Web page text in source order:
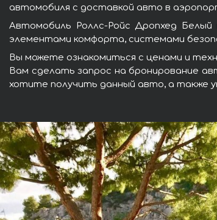
автомобиля с доставкой авто в
Автомобиль Роллс-Ройс Дропхед
элементами комфорта, системами
Вы можете ознакомиться с ценами и
Вам сделать запрос на бронирование
хотите получить данный авто, а также